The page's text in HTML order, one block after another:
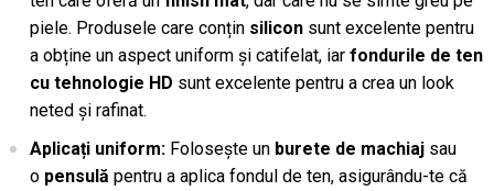
piele. Produsele care conțin siliconsunt excelente pentru
a obține un aspect uniform și catifelat, iar fondurile de ten
cu tehnologie HD sunt excelente pentru a crea un look
neted și rafinat.
Aplicați uniform:Folosește un burete de machiajsau
o pensulă pentru a aplica fondul de ten, asigurându-te că